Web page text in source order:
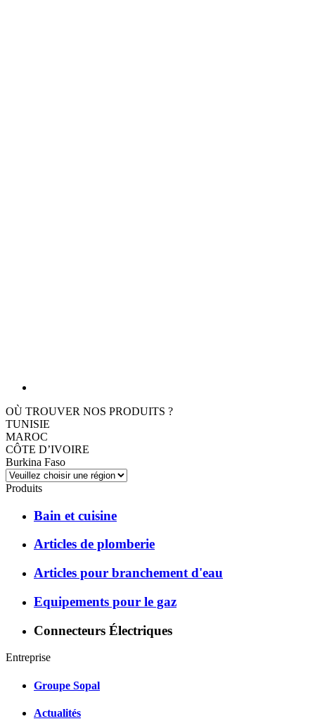
OÙ TROUVER NOS PRODUITS ?
TUNISIE
MAROC
CÔTE D’IVOIRE
Burkina Faso
Produits
Bain et cuisine
Articles de plomberie
Articles pour branchement d'eau
Equipements pour le gaz
Connecteurs Électriques
Entreprise
Groupe Sopal
Actualités